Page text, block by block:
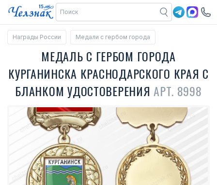
Награды России Медали с гербом города
МЕДАЛЬ С ГЕРБОМ ГОРОДА
КУРГАНИНСКА КРАСНОДАРСКОГО КРАЯ С
БЛАНКОМ УДОСТОВЕРЕНИЯАРТ. 8998